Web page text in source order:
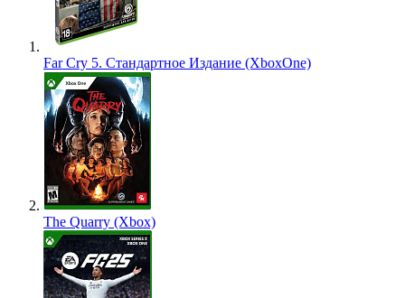
Far Cry 5. Стандартное Издание (XboxOne)
The Quarry (Xbox)